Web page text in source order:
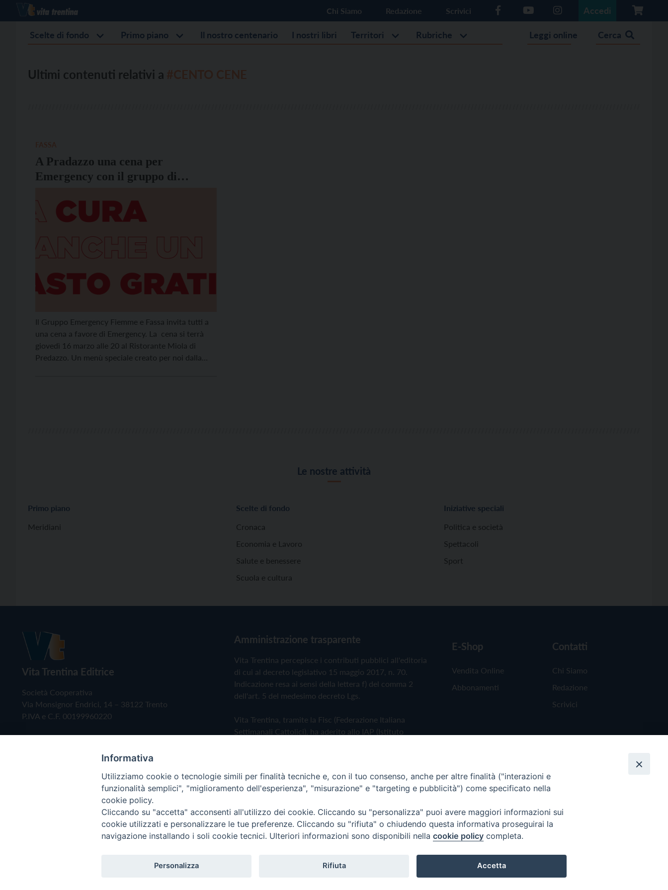
Chi Siamo Redazione Scrivici Accedi
Scelte di fondo Primo piano Il nostro centenario I nostri libri Territori Rubriche Leggi online Cerca
Ultimi contenuti relativi a
A Pradazzo una cena per
Emergency con il gruppo di
Il Gruppo Emergency Fiemme e Fassa invita tutti a
una cena a favore di Emergency. La cena si terrà
giovedì 16 marzo alle 20 al Ristorante Miola di
Predazzo. Un menù speciale creato per noi dalla
Le nostre attività
Primo piano
Meridiani
Scelte di fondo
Cronaca
Economia e Lavoro
Salute e benessere
Scuola e cultura
Iniziative speciali
Politica e società
Spettacoli
Sport
Vita Trentina Editrice
Società Cooperativa
Via Monsignor Endrici, 14 – 38122 Trento
P.IVA e C.F. 00199960220
Amministrazione trasparente
Vita Trentina percepisce i contributi pubblici all'editoria
di cui al decreto legislativo 15 maggio 2017, n. 70.
Indicazione resa ai sensi della lettera f) del comma 2
dell'art. 5 del medesimo decreto Lgs.
Vita Trentina, tramite la Fisc (Federazione Italiana
Settimanali Cattolici), ha aderito allo IAP (Istituto
Privacy Policy Cookie Policy
E-Shop
Vendita Online
Abbonamenti
Contatti
Chi Siamo
Redazione
Scrivici
Copyright © 2019 - Tutti i diritti riservati - Vita Trentina Editrice
Informativa
Utilizziamo cookie o tecnologie simili per finalità tecniche e, con il tuo consenso, anche per altre finalità ("interazioni e
funzionalità semplici", "miglioramento dell'esperienza", "misurazione" e "targeting e pubblicità") come specificato nella
cookie policy.
Cliccando su "accetta" acconsenti all'utilizzo dei cookie. Cliccando su "personalizza" puoi avere maggiori informazioni sui
cookie utilizzati e personalizzare le tue preferenze. Cliccando su "rifiuta" o chiudendo questa informativa proseguirai la
navigazione installando i soli cookie tecnici. Ulteriori informazioni sono disponibili nella cookie policy completa.
Personalizza Rifiuta Accetta